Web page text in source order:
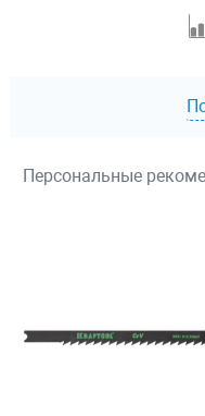
Персональные